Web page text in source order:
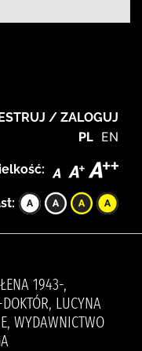
/ ZALOGUJ
PL EN
1943-,
LUCYNA
WYDAWNICTWO